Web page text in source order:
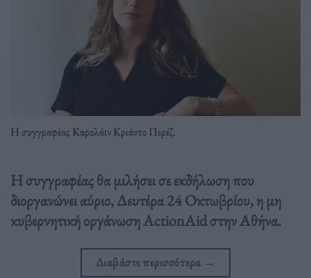
Η συγγραφέας Καρολάιν Κριάντο Περέζ.
Η συγγραφέας θα μιλήσει σε εκδήλωση που
διοργανώνει αύριο, Δευτέρα 24 Οκτωβρίου, η μη
κυβερνητική οργάνωση ActionAid στην Αθήνα.
Διαβάστε περισσότερα →